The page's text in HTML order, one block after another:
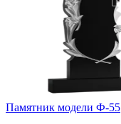
Памятник модели Ф-55